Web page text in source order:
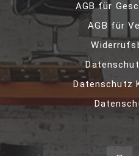
AGB für
AGB für
Datenschutz